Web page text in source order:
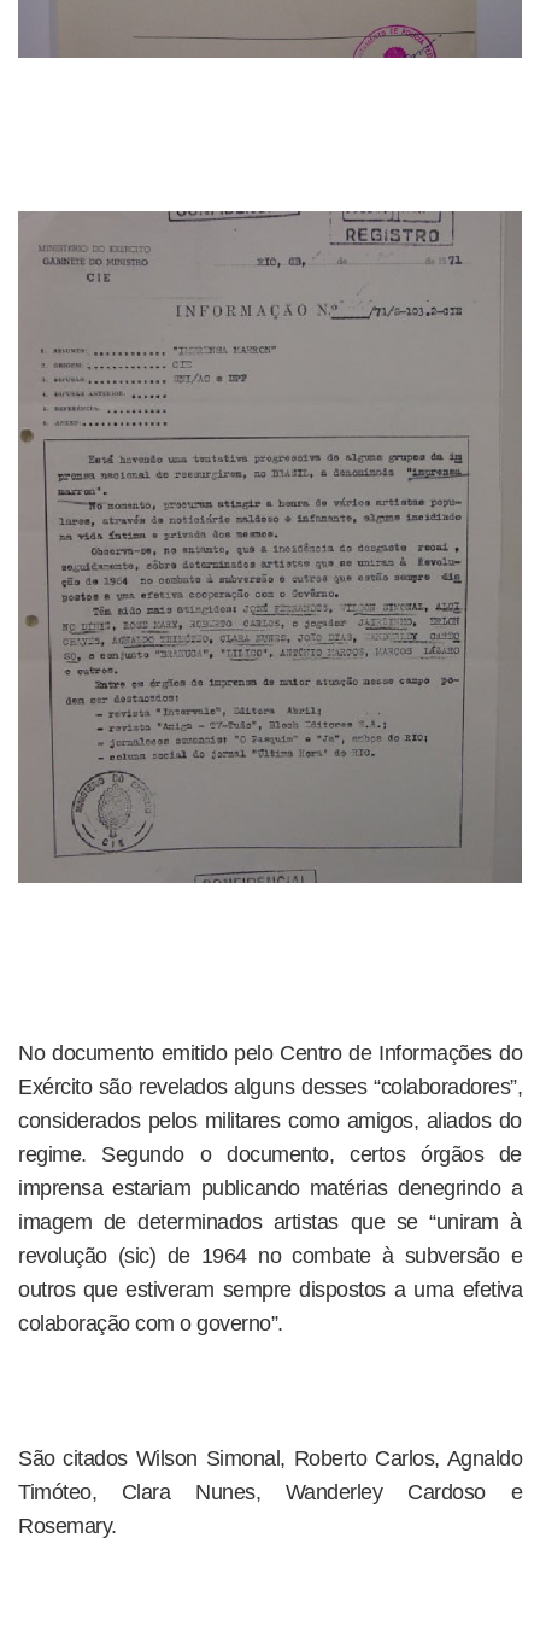
No documento emitido pelo Centro de Informações do
Exército são revelados alguns desses “colaboradores”,
considerados pelos militares como amigos, aliados do
regime. Segundo o documento, certos órgãos de
imprensa estariam publicando matérias denegrindo a
imagem de determinados artistas que se “uniram à
revolução (sic) de 1964 no combate à subversão e
outros que estiveram sempre dispostos a uma efetiva
colaboração com o governo”.
São citados Wilson Simonal, Roberto Carlos, Agnaldo
Timóteo, Clara Nunes, Wanderley Cardoso e
Rosemary.